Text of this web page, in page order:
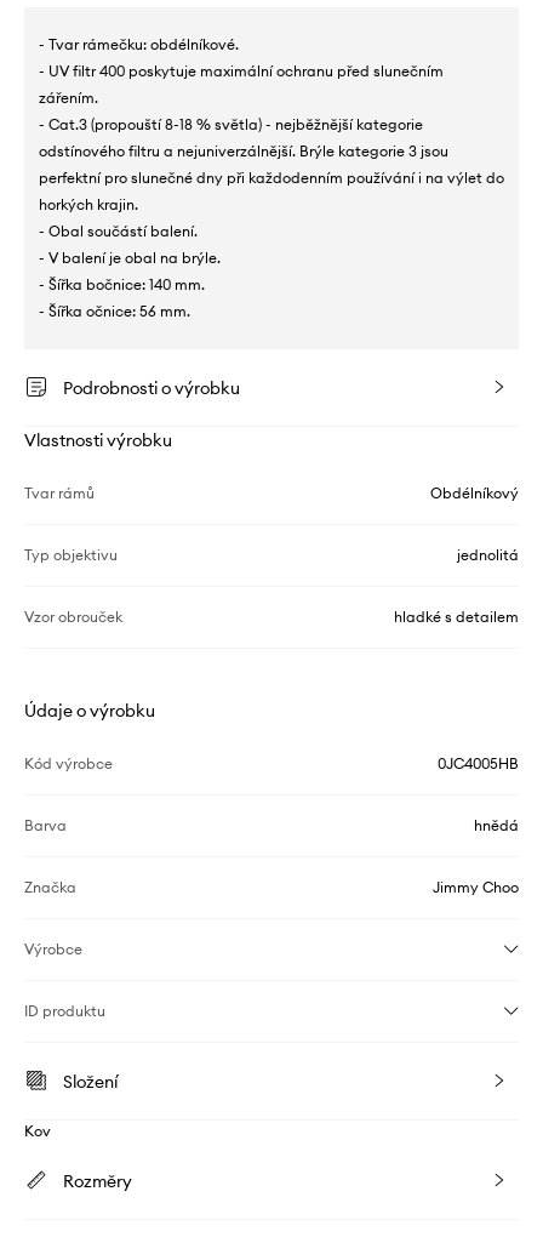
- Tvar rámečku: obdélníkové.
- UV filtr 400 poskytuje maximální ochranu před slunečním
zářením.
- Cat.3 (propouští 8-18 % světla) - nejběžnější kategorie
odstínového filtru a nejuniverzálnější. Brýle kategorie 3 jsou
perfektní pro slunečné dny při každodenním používání i na výlet do
horkých krajin.
- Obal součástí balení.
- V balení je obal na brýle.
- Šířka bočnice: 140 mm.
- Šířka očnice: 56 mm.
Podrobnosti o výrobku
Vlastnosti výrobku
Tvar rámů Obdélníkový
Typ objektivu jednolitá
Vzor obrouček hladké s detailem
Údaje o výrobku
Kód výrobce 0JC4005HB
Barva hnědá
Značka Jimmy Choo
Výrobce
ID produktu
Složení
Kov
Rozměry